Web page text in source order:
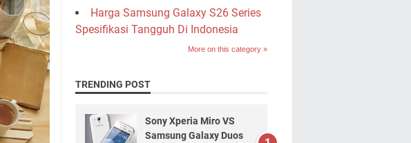
Harga Samsung Galaxy S26 Series
Spesifikasi Tangguh Di Indonesia
More on this category »
TRENDING POST
Sony Xperia Miro VS
Samsung Galaxy Duos